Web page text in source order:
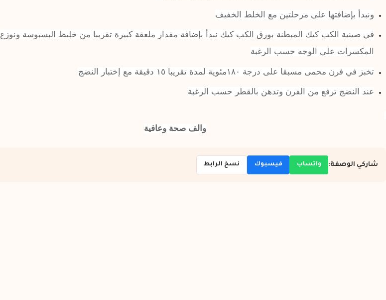
ونبدأ بإضافتها على مرحلتين مع الخلط الخفيف
في صينية الكب كيك المبطنة بورق الكب كيك نبدأ بإضافة مقدار ملعقة كبيرة تقريبا من خليط البسبوسة ونوزع
المكسرات على الوجه حسب الرغبة
تخبز في فرن محمى مسبقا على درجة ١٨٠مئوية لمدة تقريبا ١٥ دقيقة مع إختبار النضج
عند النضج ترفع من الفرن وتدهن بالقطر حسب الرغبة
والف صحة وعافية
شاركي الوصفة: واتساب فيسبوك نسخ الرابط